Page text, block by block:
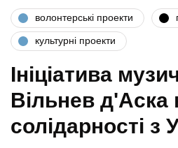
волонтерські проекти
культурні проекти
Ініціатива
Вільнев д'Аска
солідарності з